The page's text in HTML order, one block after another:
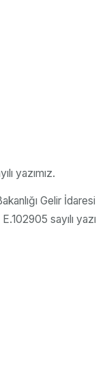
yazımız.
Gelir İdaresi
sayılı yazı